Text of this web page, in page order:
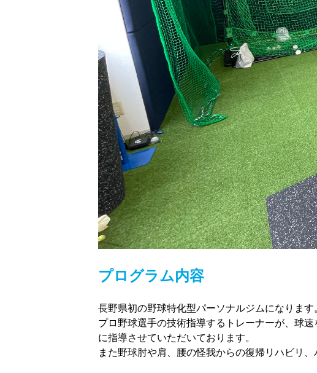
プログラム内容
長野県初の野球特化型パーソナルジムになります。
プロ野球選手の技術指導するトレーナーが、球
に指導させていただいております。
また野球肘や肩、腰の怪我からの復帰リハビリ